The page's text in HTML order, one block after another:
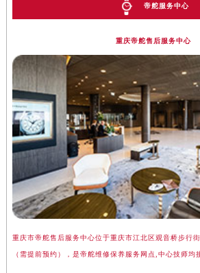
帝舵服务中心
重庆帝舵售后服务中心
重庆市帝舵售后服务中心位于重庆市江北区观音桥步行
（需提前预约），是帝舵维修保养服务网点,中心技师均